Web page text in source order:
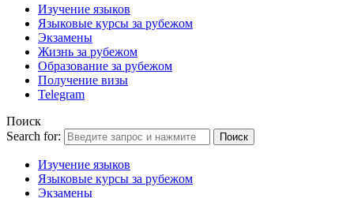
Изучение языков
Языковые курсы за рубежом
Экзамены
Жизнь за рубежом
Образование за рубежом
Получение визы
Telegram
Поиск
Search for:
Поиск
Изучение языков
Языковые курсы за рубежом
Экзамены